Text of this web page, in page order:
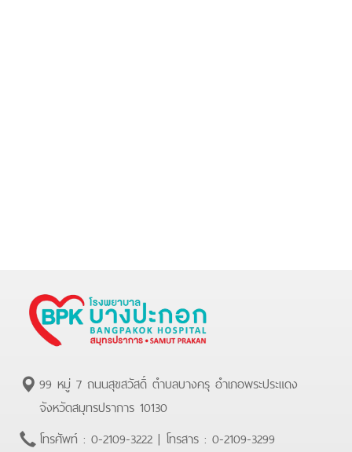
99 หมู่ 7 ถนนสุขสวัสดิ์ ตำบลบางครุ อำเภอพระประแดง
จังหวัดสมุทรปราการ 10130
โทรศัพท์ : 0-2109-3222 | โทรสาร : 0-2109-3299